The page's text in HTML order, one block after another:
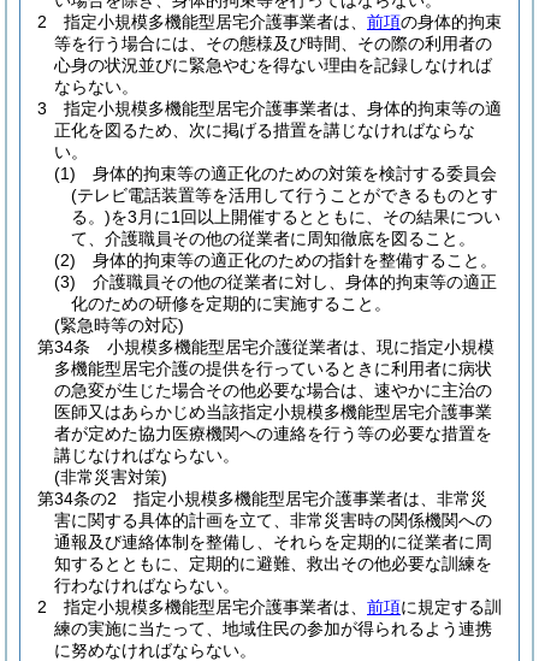
2
指定小規模多機能型居宅介護事業者は、 前項の身体的拘束
等を行う場合には、その態様及び時間、その際の利用者の
心身の状況並びに緊急やむを得ない理由を記録しなければ
ならない。
3
指定小規模多機能型居宅介護事業者は、身体的拘束等の適
正化を図るため、次に掲げる措置を講じなければならな
い。
(1)
身体的拘束等の適正化のための対策を検討する委員会
(テレビ電話装置等を活用して行うことができるものとす
る。)を3月に1回以上開催するとともに、その結果につい
て、介護職員その他の従業者に周知徹底を図ること。
(2)
身体的拘束等の適正化のための指針を整備すること。
(3)
介護職員その他の従業者に対し、身体的拘束等の適正
化のための研修を定期的に実施すること。
(緊急時等の対応)
第34条
小規模多機能型居宅介護従業者は、現に指定小規模
多機能型居宅介護の提供を行っているときに利用者に病状
の急変が生じた場合その他必要な場合は、速やかに主治の
医師又はあらかじめ当該指定小規模多機能型居宅介護事業
者が定めた協力医療機関への連絡を行う等の必要な措置を
講じなければならない。
(非常災害対策)
第34条の2
指定小規模多機能型居宅介護事業者は、非常災
害に関する具体的計画を立て、非常災害時の関係機関への
通報及び連絡体制を整備し、それらを定期的に従業者に周
知するとともに、定期的に避難、救出その他必要な訓練を
行わなければならない。
2
指定小規模多機能型居宅介護事業者は、 前項に規定する訓
練の実施に当たって、地域住民の参加が得られるよう連携
に努めなければならない。